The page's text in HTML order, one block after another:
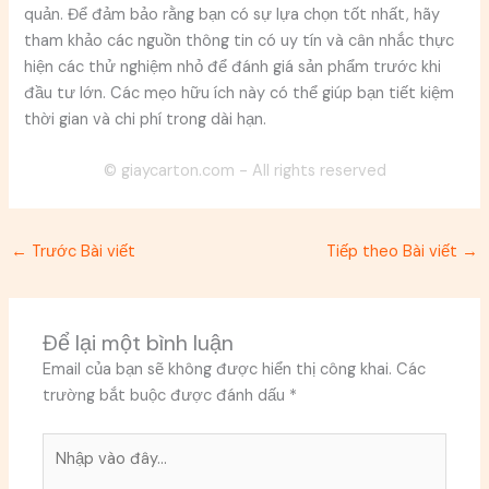
quản. Để đảm bảo rằng bạn có sự lựa chọn tốt nhất, hãy
tham khảo các nguồn thông tin có uy tín và cân nhắc thực
hiện các thử nghiệm nhỏ để đánh giá sản phẩm trước khi
đầu tư lớn. Các mẹo hữu ích này có thể giúp bạn tiết kiệm
thời gian và chi phí trong dài hạn.
© giaycarton.com - All rights reserved
← Trước Bài viết Tiếp theo Bài viết →
Để lại một bình luận
Email của bạn sẽ không được hiển thị công khai. Các
trường bắt buộc được đánh dấu *
vào